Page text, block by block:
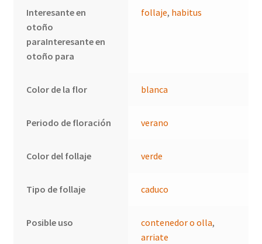
Interesante en
otoño
paraInteresante en
otoño para
follaje, habitus
Color de la flor blanca
Periodo de floración verano
Color del follaje verde
Tipo de follaje caduco
Posible uso contenedor o olla,
arriate